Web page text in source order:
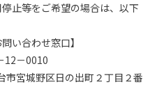
止等をご希望の場合は、以下
い合わせ窓口】
12－0010
城野区日の出町２丁目２番